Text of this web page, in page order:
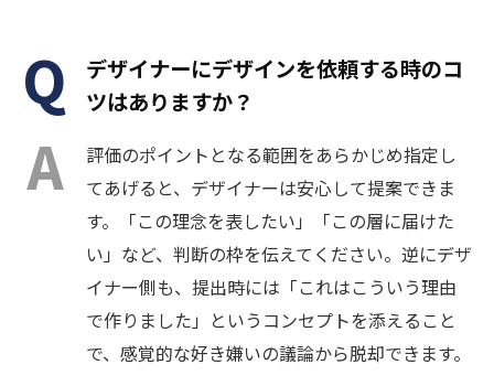
デザイナーにデザインを依頼する時のコ
ツはありますか？
評価のポイントとなる範囲をあらかじめ指定し
てあげると、デザイナーは安心して提案できま
す。「この理念を表したい」「この層に届けた
い」など、判断の枠を伝えてください。逆にデザ
イナー側も、提出時には「これはこういう理由
で作りました」というコンセプトを添えること
で、感覚的な好き嫌いの議論から脱却できます。